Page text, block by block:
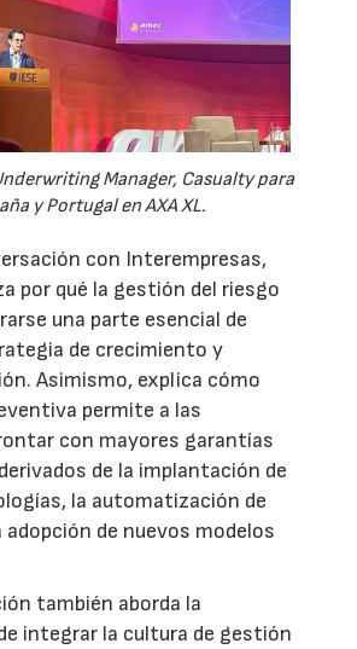
Manager, Casualty para
y Portugal en AXA XL.
con Interempresas,
por qué la gestión del riesgo
una parte esencial de
de crecimiento y
Asimismo, explica cómo
permite a las
con mayores garantías
de la implantación de
la automatización de
adopción de nuevos modelos
también aborda la
integrar la cultura de gestión